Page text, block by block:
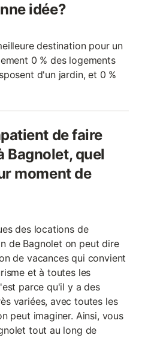
idée?
destination pour un
0 % des logements
d'un jardin, et 0 %
de faire
Bagnolet, quel
moment de
des locations de
de Bagnolet on peut dire
de vacances qui convient
et à toutes les
parce qu'il y a des
variées, avec toutes les
peut imaginer. Ainsi, vous
tout au long de